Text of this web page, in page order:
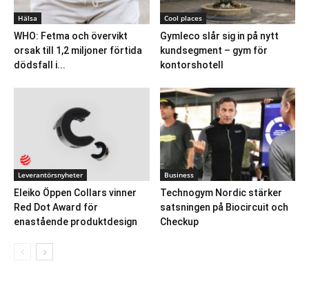
Hälsa
WHO: Fetma och övervikt
orsak till 1,2 miljoner förtida
dödsfall i...
Cool places
Gymleco slår sig in på nytt
kundsegment – gym för
kontorshotell
Leverantörsnyheter
Eleiko Öppen Collars vinner
Red Dot Award för
enastående produktdesign
Business
Technogym Nordic stärker
satsningen på Biocircuit och
Checkup